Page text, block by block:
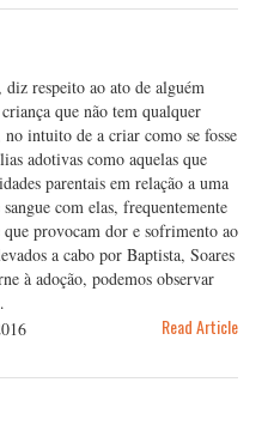
respeito ao ato de alguém
que não tem qualquer
intuito de a criar como se fosse
adotivas como aquelas que
parentais em relação a uma
com elas, frequentemente
provocam dor e sofrimento ao
a cabo por Baptista, Soares
à adoção, podemos observar
Read Article